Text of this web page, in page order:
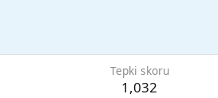
Tepki skoru
1,032